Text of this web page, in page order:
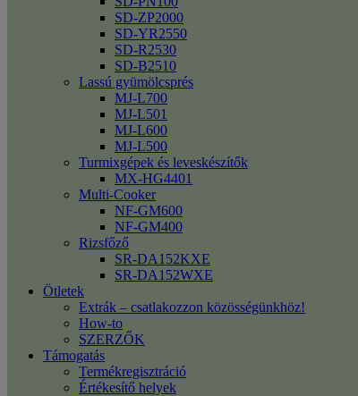
SD-ZP2000
SD-YR2550
SD-R2530
SD-B2510
Lassú gyümölcsprés
MJ-L700
MJ-L501
MJ-L600
MJ-L500
Turmixgépek és leveskészítők
MX-HG4401
Multi-Cooker
NF-GM600
NF-GM400
Rizsfőző
SR-DA152KXE
SR-DA152WXE
Ötletek
Extrák – csatlakozzon közösségünkhöz!
How-to
SZERZŐK
Támogatás
Termékregisztráció
Értékesítő helyek